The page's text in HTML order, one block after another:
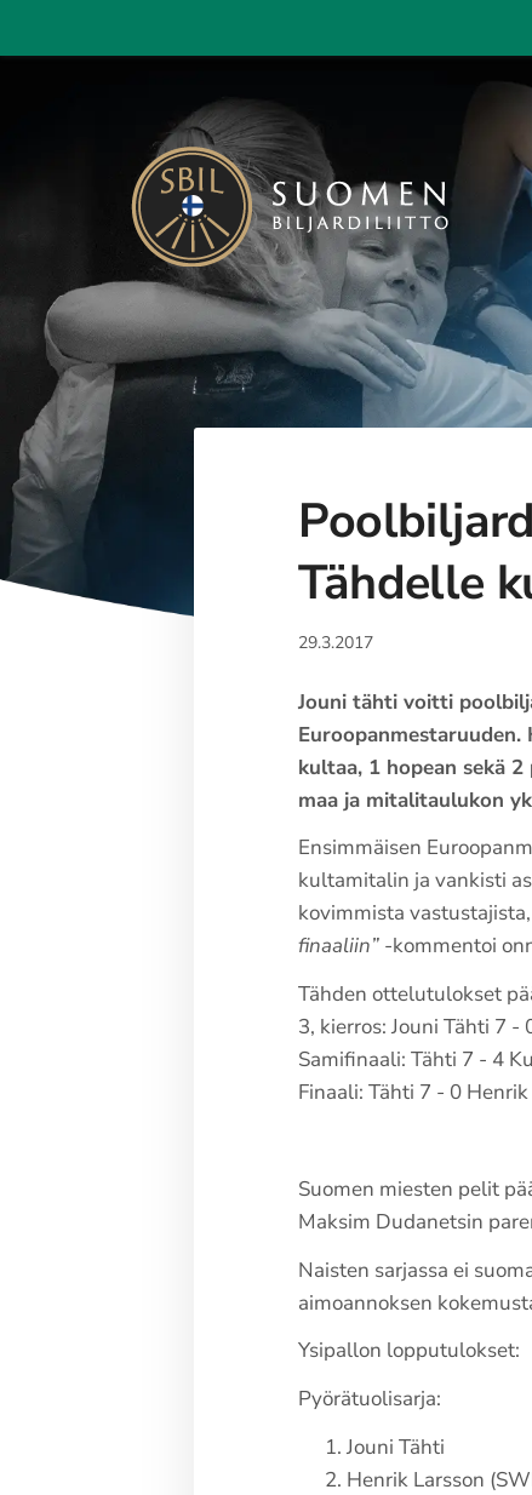
sivun
Suomen Biljardiliitto ry
Tähdelle
29.3.2017
Jouni tähti voitti
kultaa, 1 hopean sekä
maa ja mitalitaulukon
Ensimmäisen
kultamitalin ja vankisti
kovimmista
finaaliin” -kommentoi
Tähden ottelutulokset
3, kierros: Jouni Tähti 7 -
Samifinaali: Tähti 7 - 4
Finaali: Tähti 7 - 0
Suomen miesten pelit
Maksim Dudanetsin
Naisten sarjassa ei
aimoannoksen
Ysipallon lopputulokset:
Pyörätuolisarja:
Jouni Tähti
Henrik Larsson